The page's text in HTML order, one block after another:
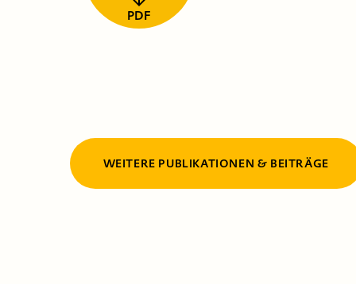
PDF
WEITERE PUBLIKATIONEN & BEITRÄGE